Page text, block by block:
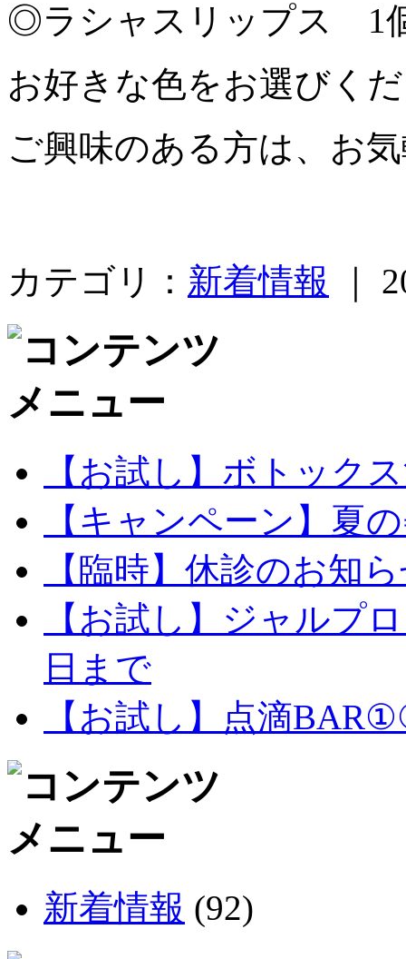
◎ラシャスリップス 1
お好きな色をお選びく
ご興味のある方は、お
カテゴリ： 新着情報 ｜
【お試し】ボトック
【キャンペーン】夏
【臨時】休診のお知
【お試し】ジャルプ
日まで
【お試し】点滴
新着情報 (92)